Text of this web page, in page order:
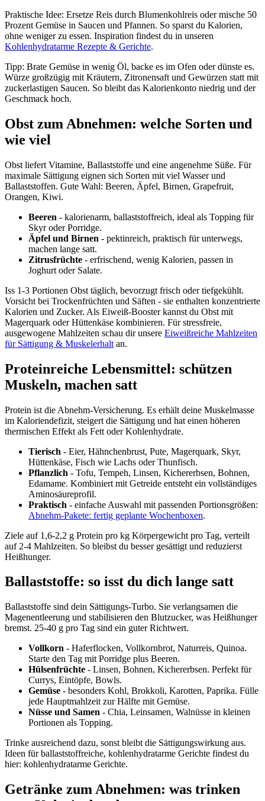
Praktische Idee: Ersetze Reis durch Blumenkohlreis oder mische 50
Prozent Gemüse in Saucen und Pfannen. So sparst du Kalorien,
ohne weniger zu essen. Inspiration findest du in unseren
Kohlenhydratarme Rezepte & Gerichte.
Tipp: Brate Gemüse in wenig Öl, backe es im Ofen oder dünste es.
Würze großzügig mit Kräutern, Zitronensaft und Gewürzen statt mit
zuckerlastigen Saucen. So bleibt das Kalorienkonto niedrig und der
Geschmack hoch.
Obst zum Abnehmen: welche Sorten und
wie viel
Obst liefert Vitamine, Ballaststoffe und eine angenehme Süße. Für
maximale Sättigung eignen sich Sorten mit viel Wasser und
Ballaststoffen. Gute Wahl: Beeren, Äpfel, Birnen, Grapefruit,
Orangen, Kiwi.
Beeren - kalorienarm, ballaststoffreich, ideal als Topping für
Skyr oder Porridge.
Äpfel und Birnen - pektinreich, praktisch für unterwegs,
machen lange satt.
Zitrusfrüchte - erfrischend, wenig Kalorien, passen in
Joghurt oder Salate.
Iss 1-3 Portionen Obst täglich, bevorzugt frisch oder tiefgekühlt.
Vorsicht bei Trockenfrüchten und Säften - sie enthalten konzentrierte
Kalorien und Zucker. Als Eiweiß-Booster kannst du Obst mit
Magerquark oder Hüttenkäse kombinieren. Für stressfreie,
ausgewogene Mahlzeiten schau dir unsere Eiweißreiche Mahlzeiten
für Sättigung & Muskelerhalt an.
Proteinreiche Lebensmittel: schützen
Muskeln, machen satt
Protein ist die Abnehm-Versicherung. Es erhält deine Muskelmasse
im Kaloriendefizit, steigert die Sättigung und hat einen höheren
thermischen Effekt als Fett oder Kohlenhydrate.
Tierisch - Eier, Hähnchenbrust, Pute, Magerquark, Skyr,
Hüttenkäse, Fisch wie Lachs oder Thunfisch.
Pflanzlich - Tofu, Tempeh, Linsen, Kichererbsen, Bohnen,
Edamame. Kombiniert mit Getreide entsteht ein vollständiges
Aminosäureprofil.
Praktisch - einfache Auswahl mit passenden Portionsgrößen:
Abnehm-Pakete: fertig geplante Wochenboxen.
Ziele auf 1,6-2,2 g Protein pro kg Körpergewicht pro Tag, verteilt
auf 2-4 Mahlzeiten. So bleibst du besser gesättigt und reduzierst
Heißhunger.
Ballaststoffe: so isst du dich lange satt
Ballaststoffe sind dein Sättigungs-Turbo. Sie verlangsamen die
Magenentleerung und stabilisieren den Blutzucker, was Heißhunger
bremst. 25-40 g pro Tag sind ein guter Richtwert.
Vollkorn - Haferflocken, Vollkornbrot, Naturreis, Quinoa.
Starte den Tag mit Porridge plus Beeren.
Hülsenfrüchte - Linsen, Bohnen, Kichererbsen. Perfekt für
Currys, Eintöpfe, Bowls.
Gemüse - besonders Kohl, Brokkoli, Karotten, Paprika. Fülle
jede Hauptmahlzeit zur Hälfte mit Gemüse.
Nüsse und Samen - Chia, Leinsamen, Walnüsse in kleinen
Portionen als Topping.
Trinke ausreichend dazu, sonst bleibt die Sättigungswirkung aus.
Ideen für ballaststoffreiche, kohlenhydratarme Gerichte findest du
hier: kohlenhydratarme Gerichte.
Getränke zum Abnehmen: was trinken